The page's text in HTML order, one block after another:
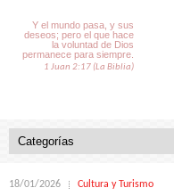
Y el mundo pasa, y sus
deseos; pero el que hace
la voluntad de Dios
permanece para siempre.
1 Juan 2:17 (La Biblia)
18/01/2026 Cultura y Turismo